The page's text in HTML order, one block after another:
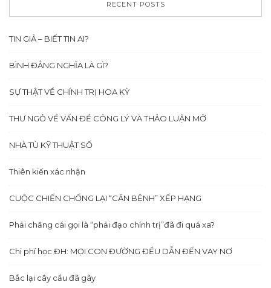
RECENT POSTS
TIN GIẢ – BIẾT TIN AI?
BÌNH ĐẲNG NGHĨA LÀ GÌ?
SỰ THẬT VỀ CHÍNH TRỊ HOA KỲ
THƯ NGỎ VỀ VẤN ĐỀ CÔNG LÝ VÀ THẢO LUẬN MỞ
NHÀ TÙ KỸ THUẬT SỐ
Thiên kiến xác nhận
CUỘC CHIẾN CHỐNG LẠI “CĂN BỆNH” XẾP HẠNG
Phải chăng cái gọi là “phải đạo chính trị”đã đi quá xa?
Chi phí học ĐH: MỌI CON ĐƯỜNG ĐỀU DẪN ĐẾN VAY NỢ
Bắc lại cây cầu đã gãy